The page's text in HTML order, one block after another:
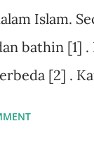
waktu
bertahan
verbal
Islam.
bathin [1]
[2] .